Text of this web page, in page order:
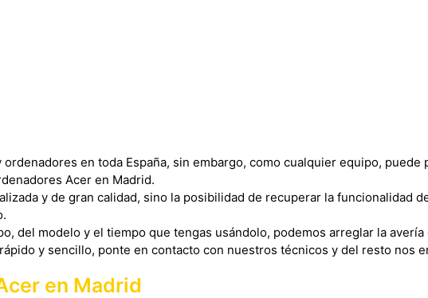
en toda España, sin embargo, como cualquier equipo, puede
Acer en Madrid.
y de gran calidad, sino la posibilidad de recuperar la funcionalidad
del modelo y el tiempo que tengas usándolo, podemos arreglar la
y sencillo, ponte en contacto con nuestros técnicos y del resto nos
en Madrid